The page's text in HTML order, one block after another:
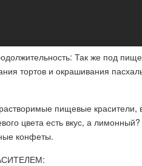
Так же под
тортов и окрашивания
пищевые красители,
цвета есть вкус, а
конфеты.